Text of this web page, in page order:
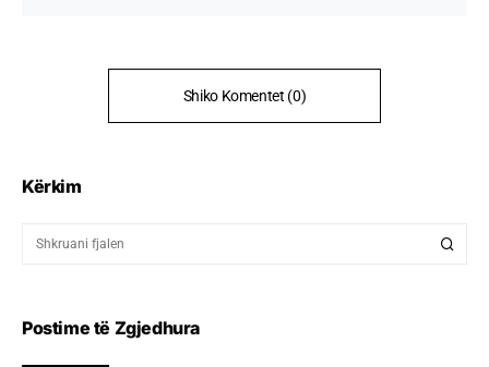
Shiko Komentet (0)
Kërkim
Postime të Zgjedhura